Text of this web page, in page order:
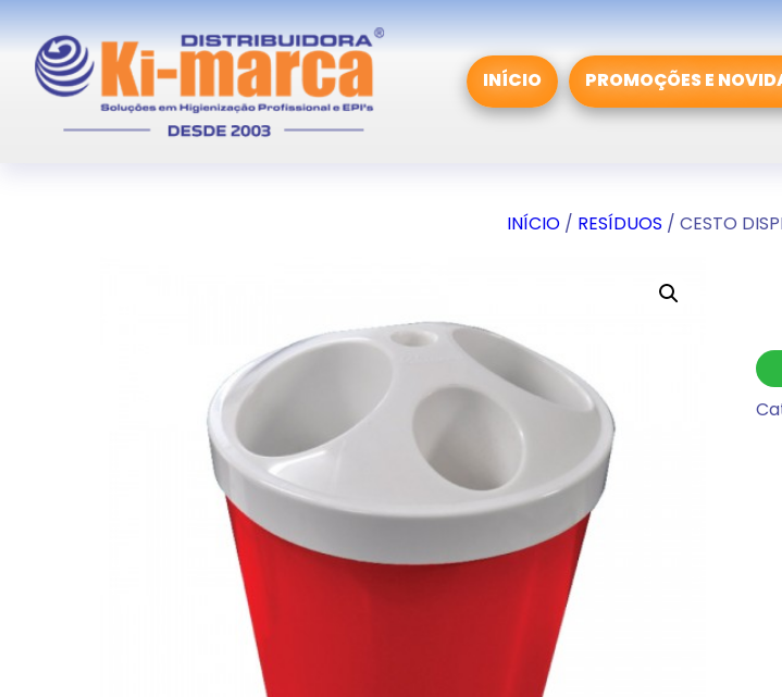
INÍCIO PROMOÇÕES E
INÍCIO/ RESÍDUOS / CESTO